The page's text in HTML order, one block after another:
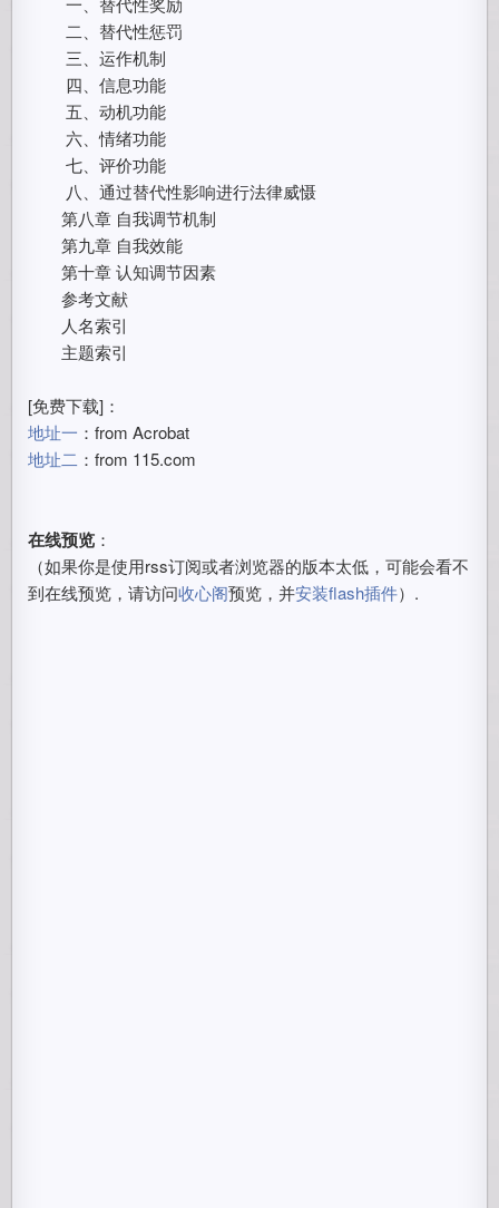
二、替代性惩罚
三、运作机制
四、信息功能
五、动机功能
六、情绪功能
七、评价功能
八、通过替代性影响进行法律威慑
第八章 自我调节机制
第九章 自我效能
第十章 认知调节因素
参考文献
人名索引
主题索引
[免费下载]：
地址一 ：from Acrobat
地址二 ：from 115.com
在线预览 ：
（如果你是使用rss订阅或者浏览器的版本太低，可能会看不
到在线预览，请访问收心阁预览，并安装flash插件）.